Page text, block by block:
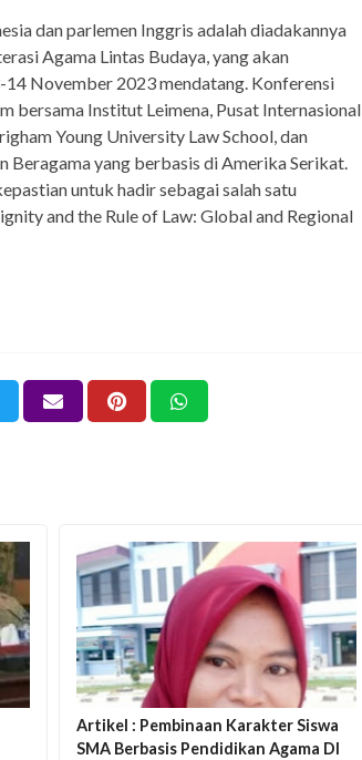
dan parlemen Inggris adalah diadakannya
Agama Lintas Budaya, yang akan
November 2023 mendatang. Konferensi
bersama Institut Leimena, Pusat Internasional
Young University Law School, dan
Beragama yang berbasis di Amerika Serikat.
untuk hadir sebagai salah satu
and the Rule of Law: Global and Regional
Artikel : Pembinaan Karakter Siswa
SMA Berbasis Pendidikan Agama DI